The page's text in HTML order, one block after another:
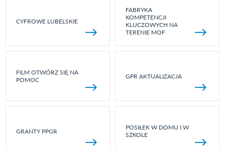
CYFROWE LUBELSKIE
FABRYKA
KOMPETENCJI
KLUCZOWYCH NA
TERENIE MOF
FILM OTWÓRZ SIĘ NA
POMOC
GPR AKTUALIZACJA
GRANTY PPGR
POSIŁEK W DOMU I W
SZKOLE